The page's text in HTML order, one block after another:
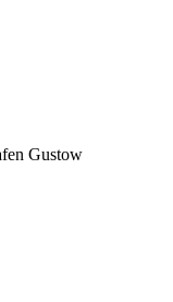
Gustow